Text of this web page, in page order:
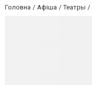
Головна Афіша Театры